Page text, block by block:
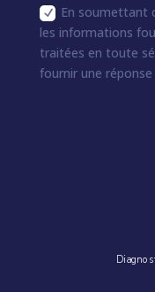
En soumettant
les informations
traitées en toute
fournir une